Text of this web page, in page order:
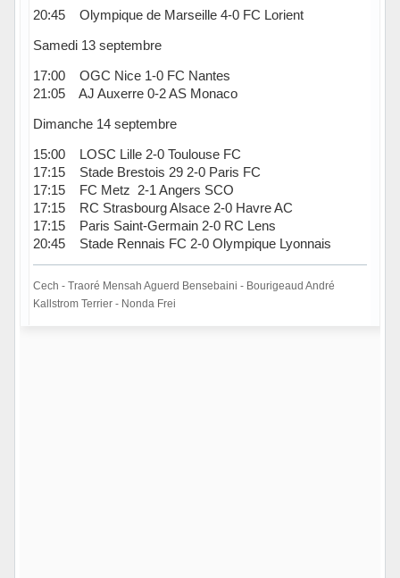
20:45 Olympique de Marseille 4-0 FC Lorient
Samedi 13 septembre
17:00 OGC Nice 1-0 FC Nantes
21:05 AJ Auxerre 0-2 AS Monaco
Dimanche 14 septembre
15:00 LOSC Lille 2-0 Toulouse FC
17:15 Stade Brestois 29 2-0 Paris FC
17:15 FC Metz 2-1 Angers SCO
17:15 RC Strasbourg Alsace 2-0 Havre AC
17:15 Paris Saint-Germain 2-0 RC Lens
20:45 Stade Rennais FC 2-0 Olympique Lyonnais
Cech - Traoré Mensah Aguerd Bensebaini - Bourigeaud André
Kallstrom Terrier - Nonda Frei